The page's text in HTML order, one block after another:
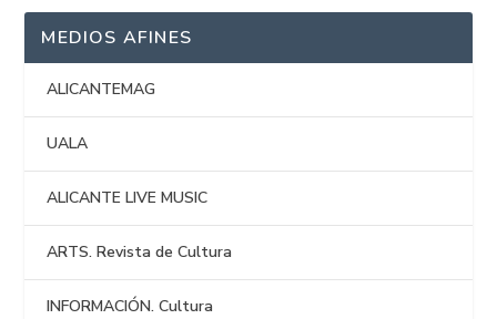
MEDIOS AFINES
ALICANTEMAG
UALA
ALICANTE LIVE MUSIC
ARTS. Revista de Cultura
INFORMACIÓN. Cultura